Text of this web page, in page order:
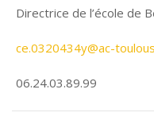
Directrice de l’école de
ce.0320434y@ac-
06.24.03.89.99